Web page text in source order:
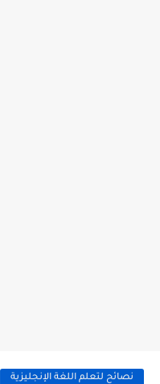
نصائح لتعلم اللغة الإنجليزية